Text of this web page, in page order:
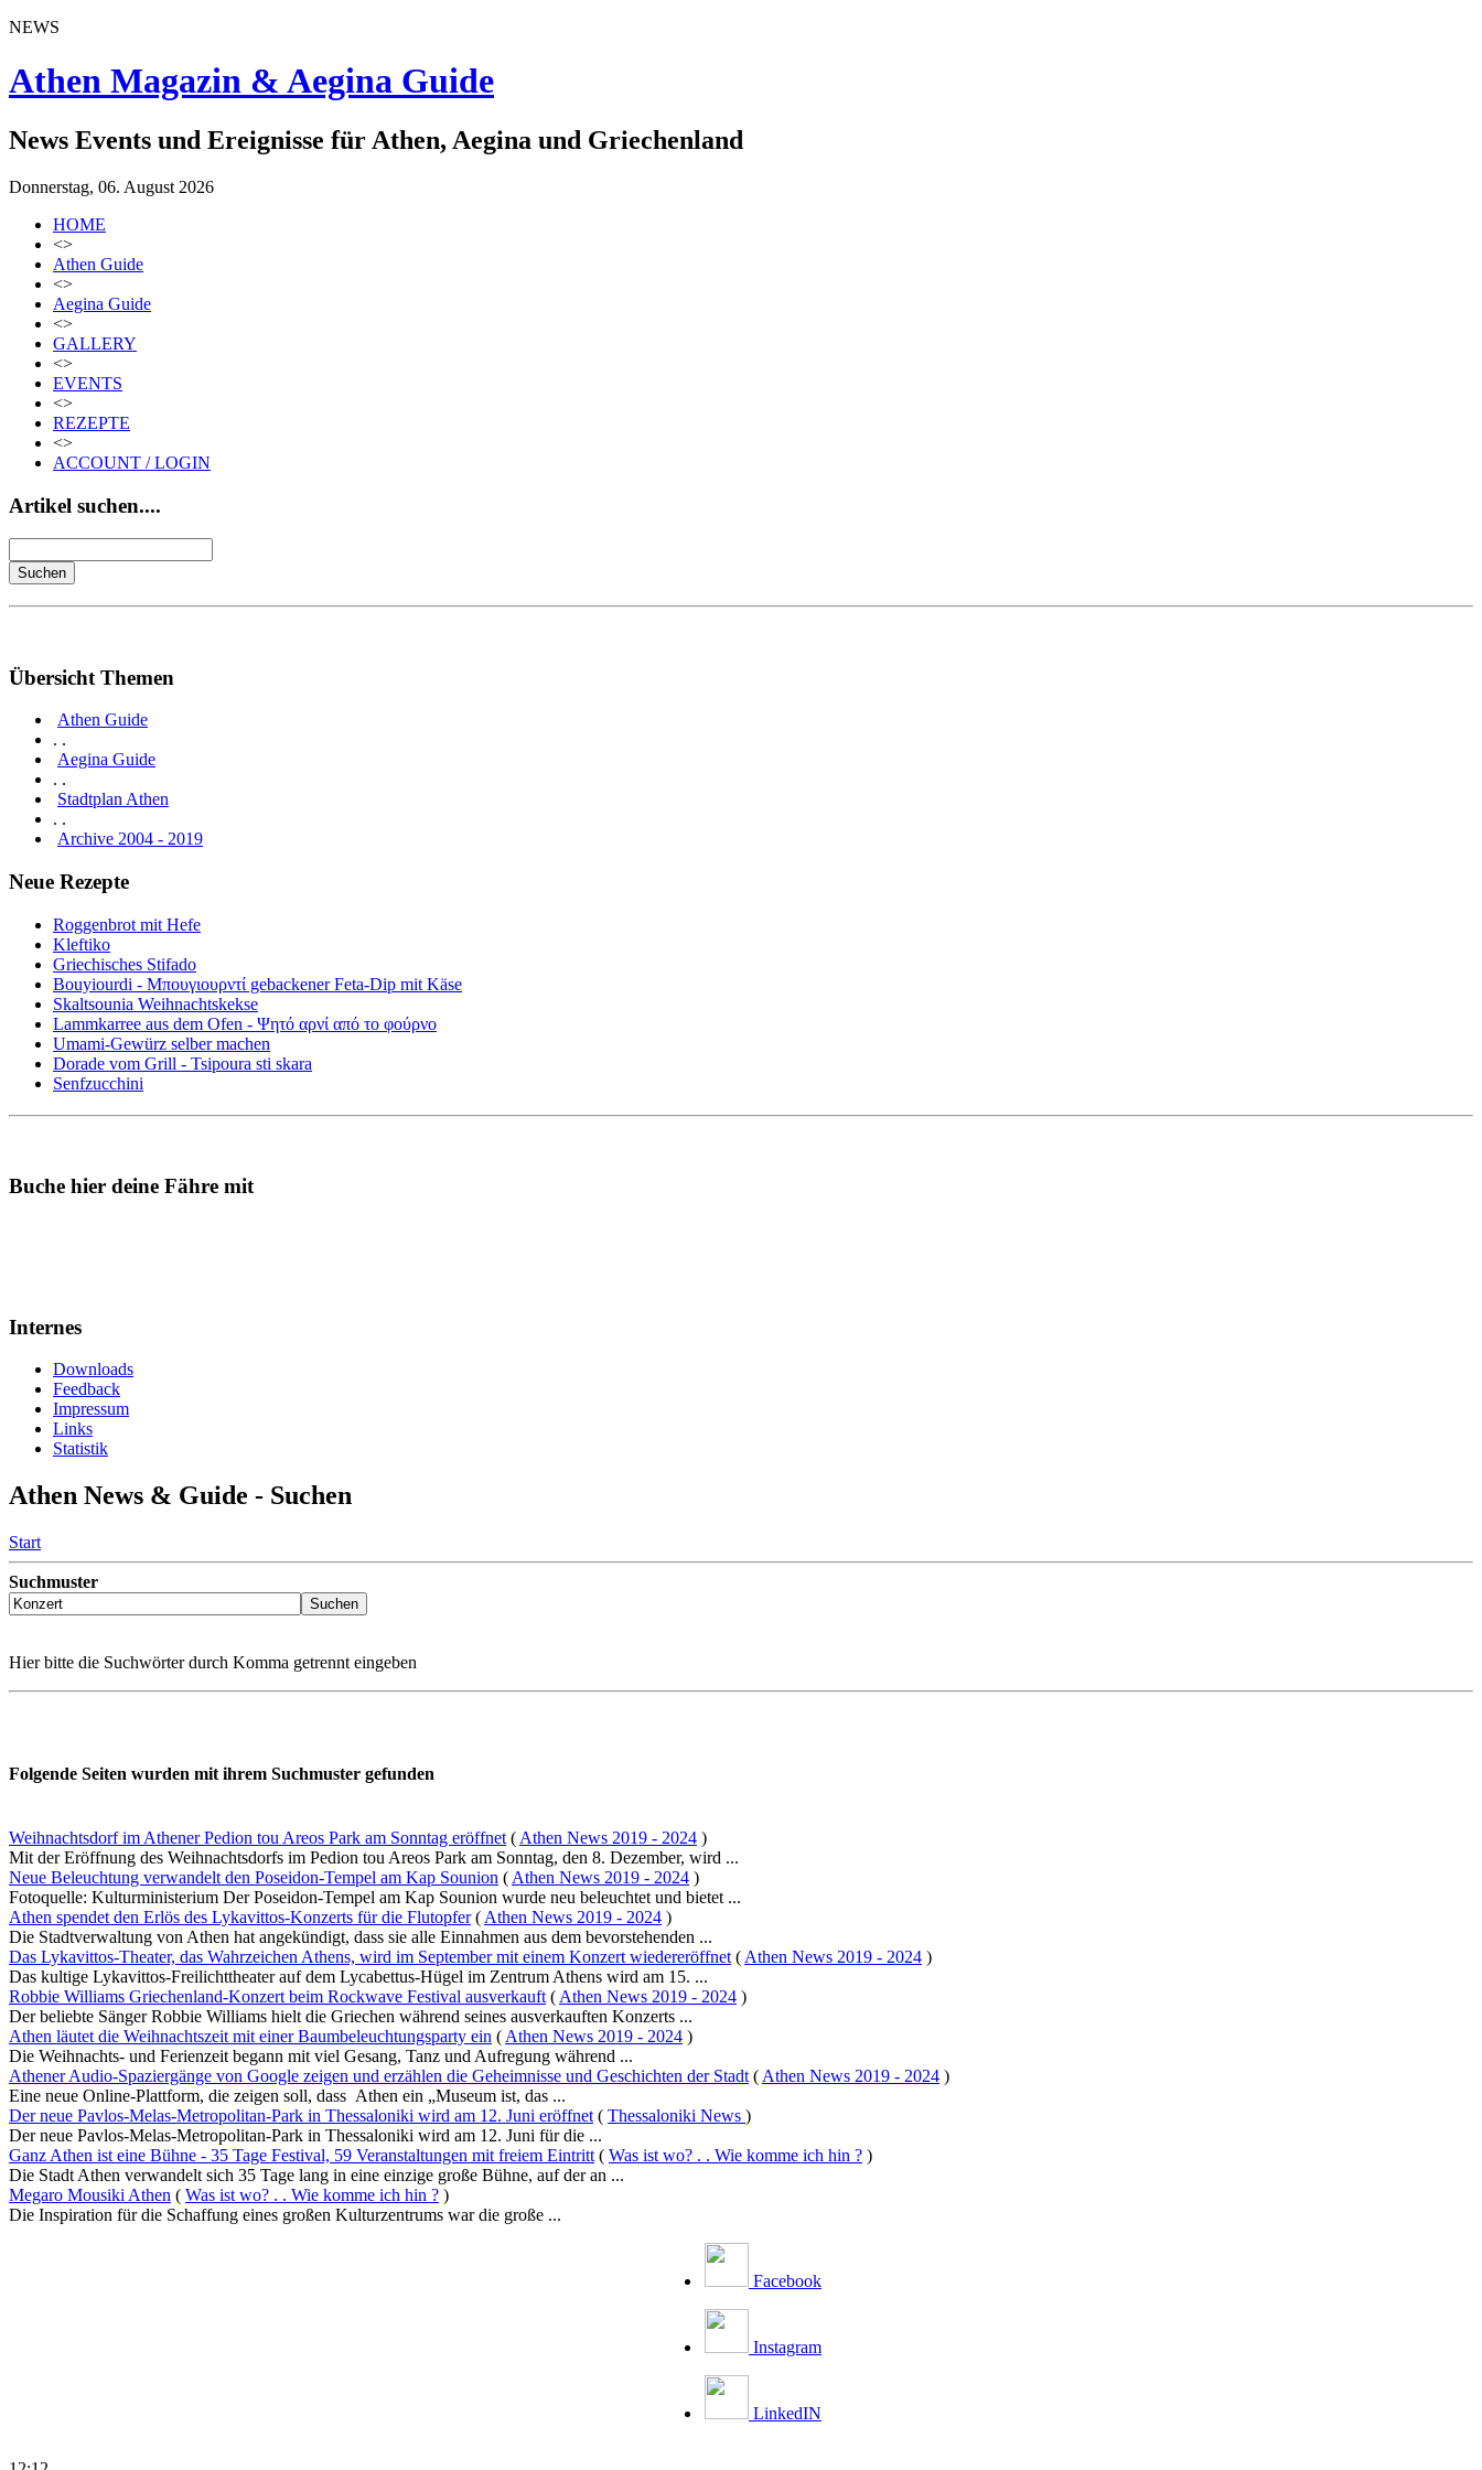
NEWS
Athen Magazin & Aegina Guide
News Events und Ereignisse für Athen, Aegina und Griechenland
Donnerstag, 06. August 2026
HOME
<>
Athen Guide
<>
Aegina Guide
<>
GALLERY
<>
EVENTS
<>
REZEPTE
<>
ACCOUNT / LOGIN
Artikel suchen....
Übersicht Themen
Athen Guide
. .
Aegina Guide
. .
Stadtplan Athen
. .
Archive 2004 - 2019
Neue Rezepte
Roggenbrot mit Hefe
Kleftiko
Griechisches Stifado
Bouyiourdi - Μπουγιουρντί gebackener Feta-Dip mit Käse
Skaltsounia Weihnachtskekse
Lammkarree aus dem Ofen - Ψητό αρνί από το φούρνο
Umami-Gewürz selber machen
Dorade vom Grill - Tsipoura sti skara
Senfzucchini
Buche hier deine Fähre mit
Internes
Downloads
Feedback
Impressum
Links
Statistik
Athen News & Guide - Suchen
Start
Suchmuster
Hier bitte die Suchwörter durch Komma getrennt eingeben
Folgende Seiten wurden mit ihrem Suchmuster gefunden
Weihnachtsdorf im Athener Pedion tou Areos Park am Sonntag eröffnet ( Athen News 2019 - 2024 )
Mit der Eröffnung des Weihnachtsdorfs im Pedion tou Areos Park am Sonntag, den 8. Dezember, wird ...
Neue Beleuchtung verwandelt den Poseidon-Tempel am Kap Sounion ( Athen News 2019 - 2024 )
Fotoquelle: Kulturministerium Der Poseidon-Tempel am Kap Sounion wurde neu beleuchtet und bietet ...
Athen spendet den Erlös des Lykavittos-Konzerts für die Flutopfer( Athen News 2019 - 2024 )
Die Stadtverwaltung von Athen hat angekündigt, dass sie alle Einnahmen aus dem bevorstehenden ...
Das Lykavittos-Theater, das Wahrzeichen Athens, wird im September mit einem Konzert wiedereröffnet ( Athen News 2019 - 2024 )
Das kultige Lykavittos-Freilichttheater auf dem Lycabettus-Hügel im Zentrum Athens wird am 15. ...
Robbie Williams Griechenland-Konzert beim Rockwave Festival ausverkauft ( Athen News 2019 - 2024 )
Der beliebte Sänger Robbie Williams hielt die Griechen während seines ausverkauften Konzerts ...
Athen läutet die Weihnachtszeit mit einer Baumbeleuchtungsparty ein ( Athen News 2019 - 2024 )
Die Weihnachts- und Ferienzeit begann mit viel Gesang, Tanz und Aufregung während ...
Athener Audio-Spaziergänge von Google zeigen und erzählen die Geheimnisse und Geschichten der Stadt ( Athen News 2019 - 2024 )
Eine neue Online-Plattform, die zeigen soll, dass Athen ein „Museum ist, das ...
Der neue Pavlos-Melas-Metropolitan-Park in Thessaloniki wird am 12. Juni eröffnet ( Thessaloniki News )
Der neue Pavlos-Melas-Metropolitan-Park in Thessaloniki wird am 12. Juni für die ...
Ganz Athen ist eine Bühne - 35 Tage Festival, 59 Veranstaltungen mit freiem Eintritt ( Was ist wo? . . Wie komme ich hin ? )
Die Stadt Athen verwandelt sich 35 Tage lang in eine einzige große Bühne, auf der an ...
Megaro Mousiki Athen ( Was ist wo? . . Wie komme ich hin ? )
Die Inspiration für die Schaffung eines großen Kulturzentrums war die große ...
Facebook
Instagram
LinkedIN